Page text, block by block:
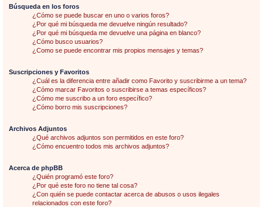
Búsqueda en los foros
¿Cómo se puede buscar en uno o varios foros?
¿Por qué mi búsqueda me devuelve ningún resultado?
¿Por qué mi búsqueda me devuelve una página en blanco?
¿Cómo busco usuarios?
¿Como se puede encontrar mis propios mensajes y temas?
Suscripciones y Favoritos
¿Cuál es la diferencia entre añadir como Favorito y suscribirme a un tema?
¿Cómo marcar Favoritos o suscribirse a temas específicos?
¿Cómo me suscribo a un foro específico?
¿Cómo borro mis suscripciones?
Archivos Adjuntos
¿Qué archivos adjuntos son permitidos en este foro?
¿Cómo encuentro todos mis archivos adjuntos?
Acerca de phpBB
¿Quién programó este foro?
¿Por qué este foro no tiene tal cosa?
¿Con quién se puede contactar acerca de abusos o usos ilegales
relacionados con este foro?